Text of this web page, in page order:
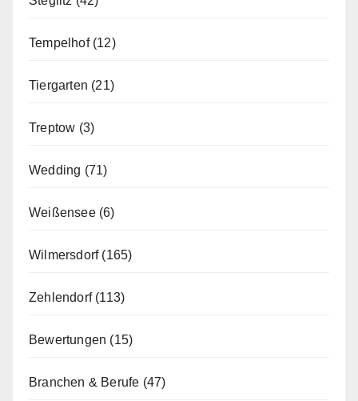
Tempelhof(12)
Tiergarten (21)
Treptow (3)
Wedding (71)
Weißensee(6)
Wilmersdorf(165)
Zehlendorf(113)
Bewertungen (15)
Branchen & Berufe (47)